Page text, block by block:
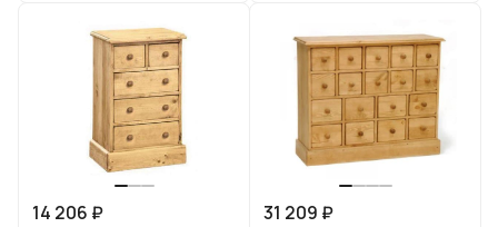
14 206 ₽
31 209 ₽